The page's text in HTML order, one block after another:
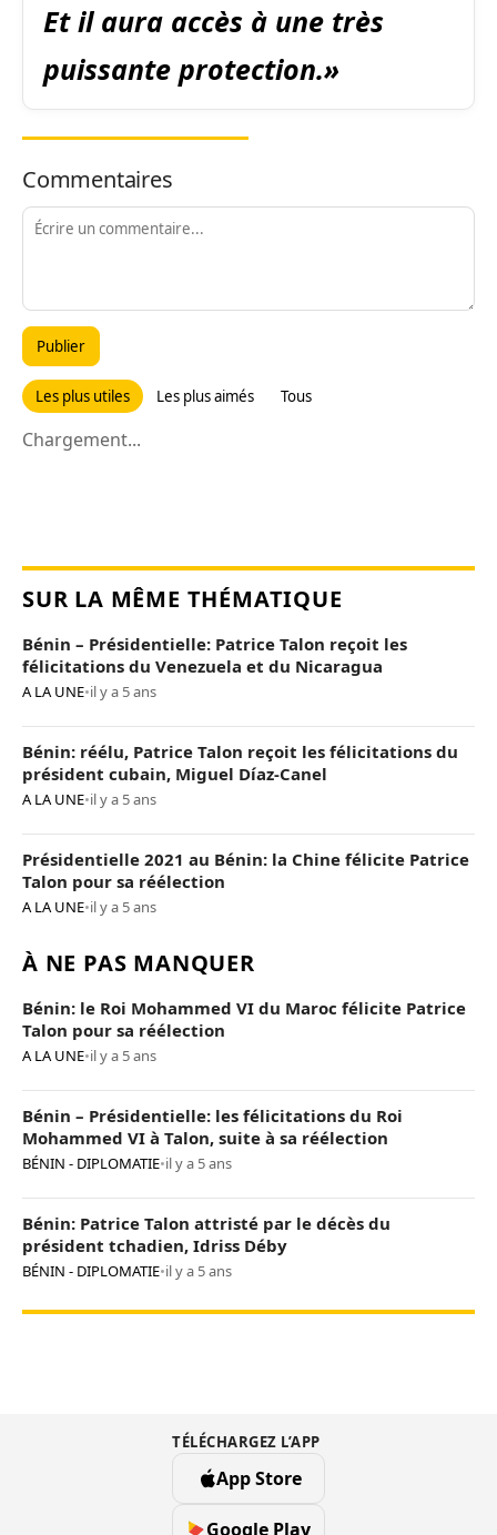
Et il aura accès à une très
puissante protection.»
Commentaires
Publier
Les plus utiles Les plus aimés Tous
Chargement...
SUR LA MÊME THÉMATIQUE
Bénin – Présidentielle: Patrice Talon reçoit les
félicitations du Venezuela et du Nicaragua
A LA UNE•il y a 5 ans
Bénin: réélu, Patrice Talon reçoit les félicitations du
président cubain, Miguel Díaz-Canel
A LA UNE•il y a 5 ans
Présidentielle 2021 au Bénin: la Chine félicite Patrice
Talon pour sa réélection
A LA UNE•il y a 5 ans
À NE PAS MANQUER
Bénin: le Roi Mohammed VI du Maroc félicite Patrice
Talon pour sa réélection
A LA UNE•il y a 5 ans
Bénin – Présidentielle: les félicitations du Roi
Mohammed VI à Talon, suite à sa réélection
BÉNIN - DIPLOMATIE•il y a 5 ans
Bénin: Patrice Talon attristé par le décès du
président tchadien, Idriss Déby
BÉNIN - DIPLOMATIE•il y a 5 ans
TÉLÉCHARGEZ L’APP
App Store
Google Play